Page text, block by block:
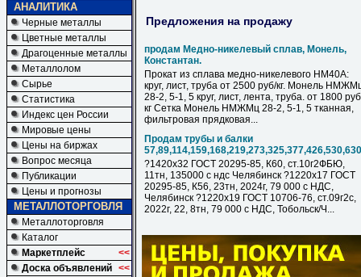
АНАЛИТИКА
Черные металлы
Цветные металлы
Драгоценные металлы
Металлолом
Сырье
Статистика
Индекс цен России
Мировые цены
Цены на биржах
Вопрос месяца
Публикации
Цены и прогнозы
МЕТАЛЛОТОРГОВЛЯ
Металлоторговля
Каталог
Маркетплейс
<<
Доска объявлений <<
Предложения на продажу
продам Медно-никелевый сплав, Монель,
Константан.
Прокат из сплава медно-никелевого НМ40А:
круг, лист, труба от 2500 руб/кг. Монель
28-2, 5-1, 5 круг, лист, лента, труба. от 1800
кг Сетка Монель НМЖМц 28-2, 5-1, 5 тканная,
фильтровая прядковая...
Продам трубы и балки
?1420х32 ГОСТ 20295-85, К60, ст.10г2ФБЮ,
11тн, 135000 с ндс Челябинск ?1220х17 ГОСТ
20295-85, К56, 23тн, 2024г, 79 000 с НДC,
Челябинск ?1220х19 ГОСТ 10706-76, ст.09г2с,
2022г, 22, 8тн, 79 000 с НДC, Тобольск/Ч...